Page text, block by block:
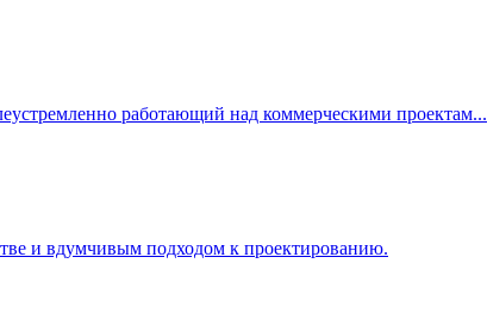
работающий над коммерческими проектам...
и вдумчивым подходом к проектированию.